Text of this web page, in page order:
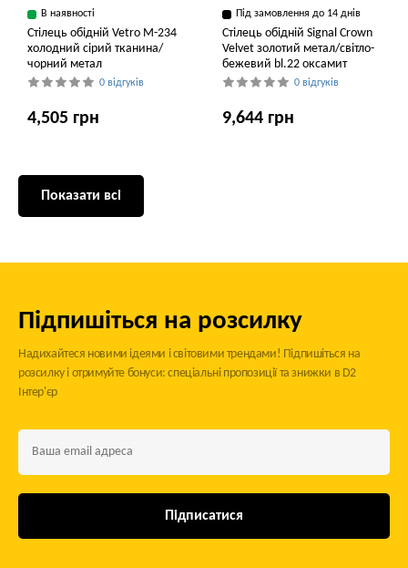
В наявності
Стілець обідній Vetro M-234
холодний сірий тканина/
чорний метал
0 відгуків
4,505 грн
Під замовлення до 14 днів
Стілець обідній Signal Crown
Velvet золотий метал/світло-
бежевий bl.22 оксамит
0 відгуків
9,644 грн
Показати всі
Підпишіться на розсилку
Надихайтеся новими ідеями і світовими трендами! Підпишіться на
розсилку і отримуйте бонуси: спеціальні пропозиції та знижки в D2
Інтер'єр
Підписатися